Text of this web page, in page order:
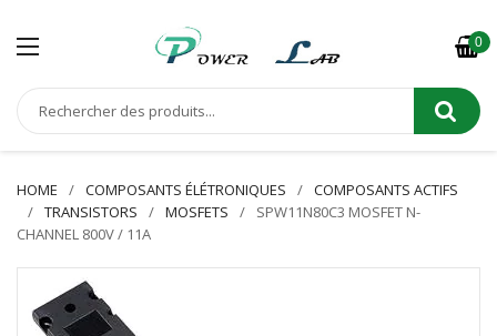
0
HOME COMPOSANTS ÉLÉTRONIQUES
COMPOSANTS ACTIFS
TRANSISTORS
MOSFETS
SPW11N80C3 MOSFET N-
CHANNEL 800V / 11A